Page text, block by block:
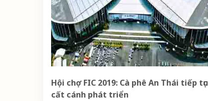
Hội chợ FIC 2019: Cà phê An Thái tiếp tục
cất cánh phát triển